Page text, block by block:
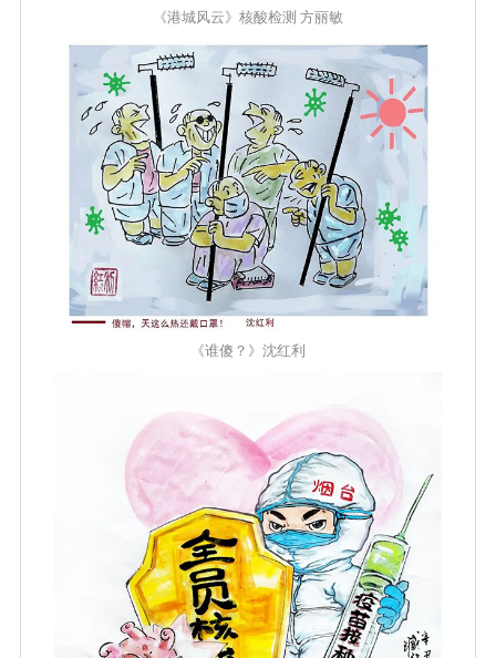
《港城风云》核酸检测 方丽敏
《谁傻？》沈红利